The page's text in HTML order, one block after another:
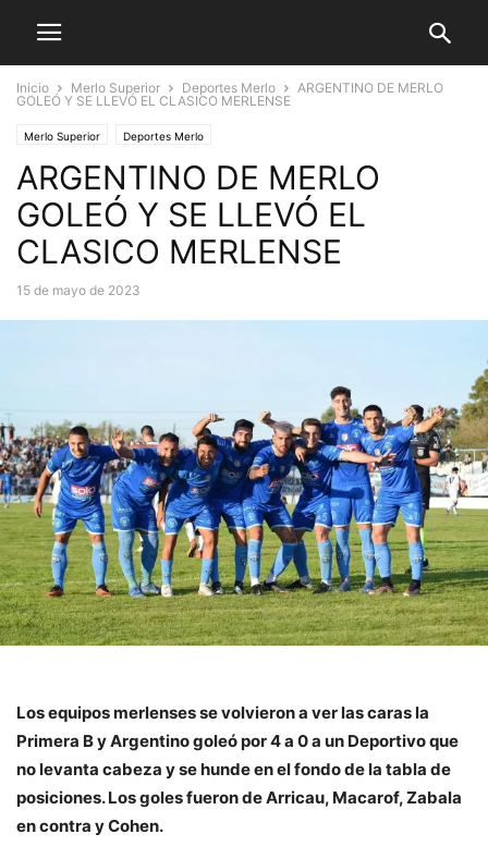
Inicio Merlo Superior Deportes Merlo
ARGENTINO DE MERLO
GOLEÓ Y SE LLEVÓ EL CLASICO MERLENSE
Merlo Superior Deportes Merlo
ARGENTINO DE MERLO
GOLEÓ Y SE LLEVÓ EL
CLASICO MERLENSE
15 de mayo de 2023
Los equipos merlenses se volvieron a ver las caras la
Primera B y Argentino goleó por 4 a 0 a un Deportivo que
no levanta cabeza y se hunde en el fondo de la tabla de
posiciones. Los goles fueron de Arricau, Macarof, Zabala
en contra y Cohen.